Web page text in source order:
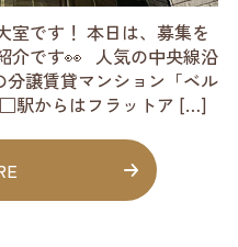
室です！ 本日は、募集を
介です👀 人気の中央線沿
譲賃貸マンション「ベル
駅からはフラットア […]